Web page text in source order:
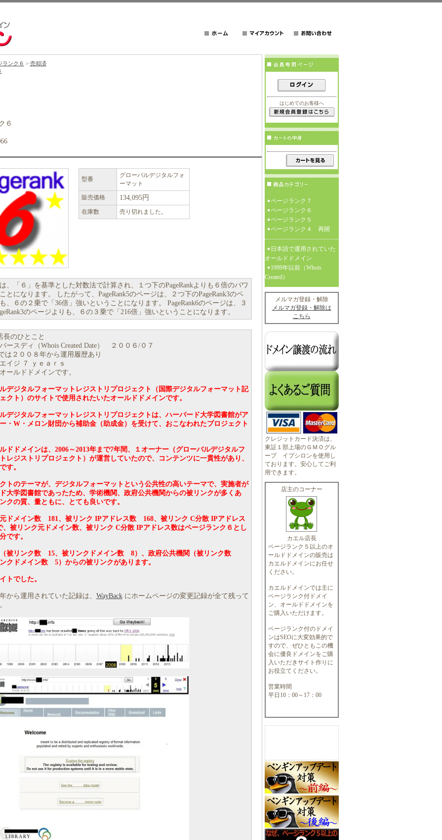
ランク６ > 売却済
６
型番
グローバルデジタルフォ
ーマット
販売価格
134,095円
在庫数 売り切れました。
は、「６」を基準とした対数法で計算され、１つ下のPageRankよりも６倍のパワ
とになります。 したがって、PageRank5のページは、２つ下のPageRank3のペ
、６の２乗で「36倍」強いということになります。 PageRank6のページは、３
のページよりも、６の３乗で「216倍」強いということになります。
長のひとこと
ースディ（Whois Created Date） ２００６/０７
は２００８年から運用履歴あり
イジ ７ ｙｅａｒｓ
ールドドメインです。
デジタルフォーマットレジストリプロジェクト（国際デジタルフォーマット記
クト）のサイトで使用されたいたオールドドメインです。
デジタルフォーマットレジストリプロジェクトは、ハーバード大学図書館がア
・W・メロン財団から補助金（助成金）を受けて、おこなわれたプロジェクト
ドドメインは、2006～2013年まで7年間、１オーナー（グローバルデジタルフ
レジストリプロジェクト）が運営していたので、コンテンツに一貫性があり、
す。
トのテーマが、デジタルフォーマットという公共性の高いテーマで、実施者が
大学図書館であったため、学術機関、政府公共機関からの被リンクが多くあ
クの質、量ともに、とても良いです。
ドメイン数 181、被リンク IPアドレス数 168、被リンク C分散 IPアドレス
被リンク元ドメイン数、被リンク C分散 IPアドレス数はページランク６とし
です。
被リンク数 15、被リンクドメイン数 8）、政府公共機関（被リンク数
クドメイン数 5）からの被リンクがあります。
トでした。
から運用されていた記録は、 WayBackにホームページの変更記録が全て残って
はじめてのお客様へ
ページランク７
ページランク６
ページランク５
ページランク４ 再開
日本語で運用されていた
オールドドメイン
1999年以前（Whois
Created）
メルマガ登録・解除
メルマガ登録・解除は
こちら
クレジットカード決済は、
東証１部上場のＧＭＯグル
ープ イプシロンを使用し
ております。安心してご利
用できます。
店主のコーナー
カエル店長
ページランク５以上のオ
ールドドメインの販売は
カエルドメインにお任せ
ください。
カエルドメインでは主に
ページランク付ドメイ
ン、オールドドメインを
ご購入いただけます。
ページランク付のドメイ
ンはSEOに大変効果的で
すので、ぜひともこの機
会に優良ドメインをご購
入いただきサイト作りに
お役立てください。
営業時間
平日10：00～17：00